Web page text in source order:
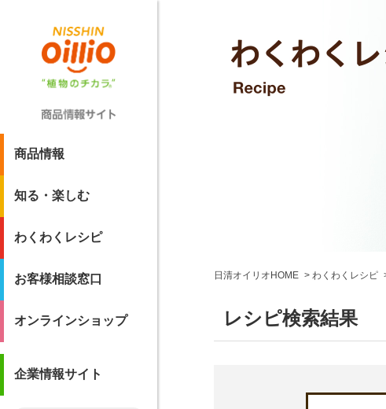
商品情報
知る・楽しむ
わくわくレシピ
お客様相談窓口
オンラインショップ
企業情報サイト
日清オイリオHOME わくわくレシピ
レシピ検索結果